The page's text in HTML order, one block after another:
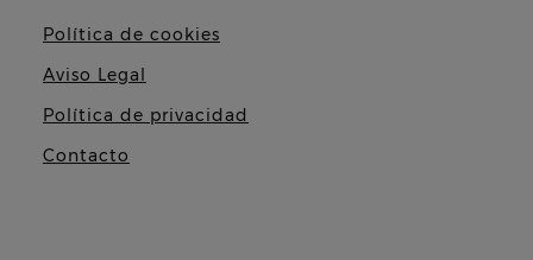
Política de cookies
Aviso Legal
Política de privacidad
Contacto